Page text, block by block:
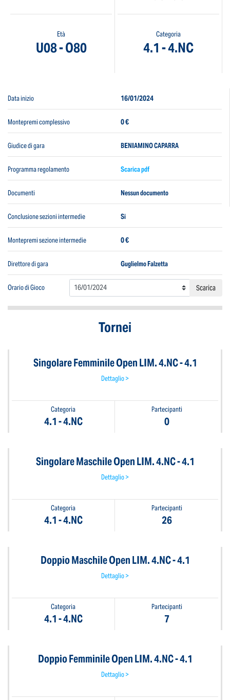
Età
U08 - O80
Categoria
4.1 - 4.NC
Data inizio 16/01/2024
Montepremi complessivo 0 €
Giudice di gara BENIAMINO CAPARRA
Programma regolamento Scarica pdf
Documenti Nessun documento
Conclusione sezioni intermedie Si
Montepremi sezione intermedie 0 €
Direttore di gara Guglielmo Falzetta
Orario di Gioco Scarica
Tornei
Singolare Femminile Open LIM. 4.NC - 4.1
Dettaglio >
Categoria
4.1 - 4.NC
Partecipanti
0
Singolare Maschile Open LIM. 4.NC - 4.1
Dettaglio >
Categoria
4.1 - 4.NC
Partecipanti
26
Doppio Maschile Open LIM. 4.NC - 4.1
Dettaglio >
Categoria
4.1 - 4.NC
Partecipanti
7
Doppio Femminile Open LIM. 4.NC - 4.1
Dettaglio >